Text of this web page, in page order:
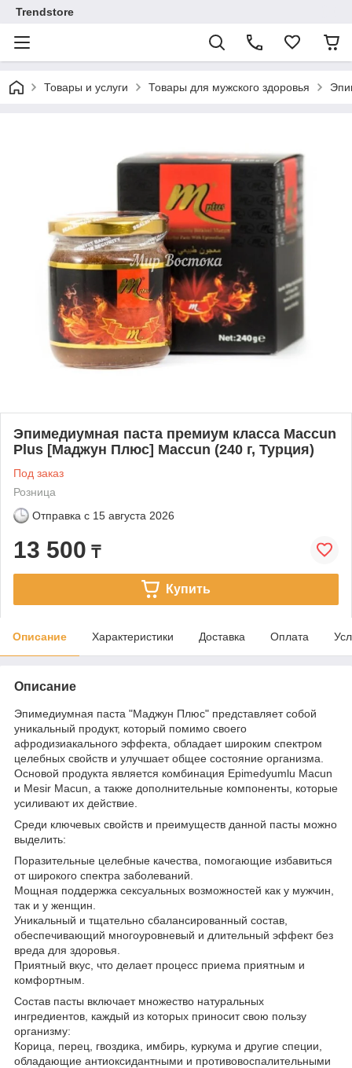
Trendstore
Товары и услуги Товары для мужского здоровья
Эпимедиумная паста премиум класса Maccun
Plus [Маджун Плюс] Maccun (240 г, Турция)
Под заказ
Розница
Отправка с 15 августа 2026
13 500 ₸
Купить
Описание Характеристики Доставка Оплата
Описание
Эпимедиумная паста "Маджун Плюс" представляет собой
уникальный продукт, который помимо своего
афродизиакального эффекта, обладает широким спектром
целебных свойств и улучшает общее состояние организма.
Основой продукта является комбинация Epimedyumlu Macun
и Mesir Macun, а также дополнительные компоненты, которые
усиливают их действие.
Среди ключевых свойств и преимуществ данной пасты можно
выделить:
Поразительные целебные качества, помогающие избавиться
от широкого спектра заболеваний.
Мощная поддержка сексуальных возможностей как у мужчин,
так и у женщин.
Уникальный и тщательно сбалансированный состав,
обеспечивающий многоуровневый и длительный эффект без
вреда для здоровья.
Приятный вкус, что делает процесс приема приятным и
комфортным.
Состав пасты включает множество натуральных
ингредиентов, каждый из которых приносит свою пользу
организму:
Корица, перец, гвоздика, имбирь, куркума и другие специи,
обладающие антиоксидантными и противовоспалительными